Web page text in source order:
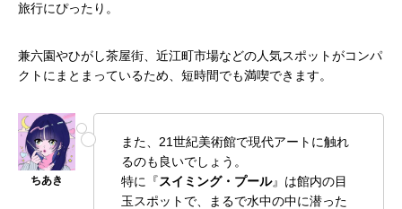
旅行にぴったり。
兼六園やひがし茶屋街、近江町市場などの人気スポットがコンパ
クトにまとまっているため、短時間でも満喫できます。
また、21世紀美術館で現代アートに触れ
るのも良いでしょう。
特に『スイミング・プール』は館内の目
玉スポットで、まるで水中の中に潜った